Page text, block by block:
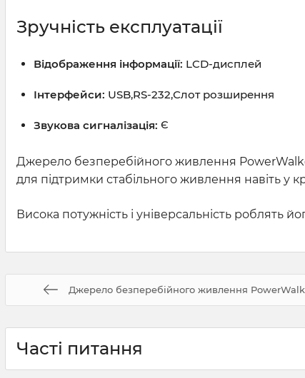
Зручність експлуатації
Відображення інформації: LCD-дисплей
Інтерфейси: USB,RS-232,Слот розширення
Звукова сигналізація: Є
Джерело безперебійного живлення
для підтримки стабільного живлення навіть у
Висока потужність і універсальність роблять
Джерело безперебійного живлення
Часті питання